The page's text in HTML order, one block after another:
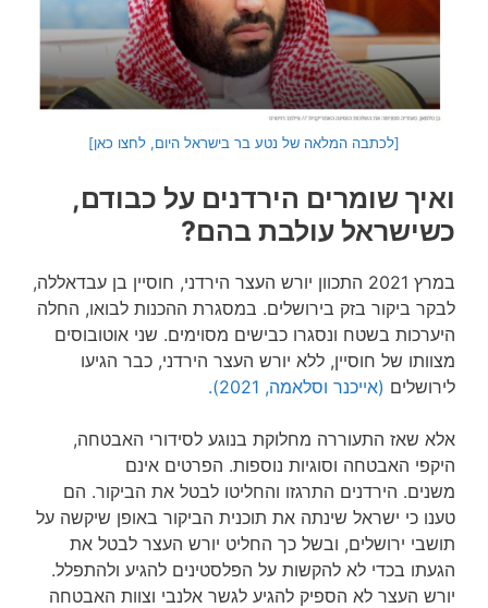
[לכתבה המלאה של נטע בר בישראל היום, לחצו כאן]
ואיך שומרים הירדנים על כבודם,
כשישראל עולבת בהם?
במרץ 2021 התכוון יורש העצר הירדני, חוסיין בן עבדאללה,
לבקר ביקור בזק בירושלים. במסגרת ההכנות לבואו, החלה
היערכות בשטח ונסגרו כבישים מסוימים. שני אוטובוסים
מצוותו של חוסיין, ללא יורש העצר הירדני, כבר הגיעו
לירושלים (אייכנר וסלאמה, 2021).
אלא שאז התעוררה מחלוקת בנוגע לסידורי האבטחה,
היקפי האבטחה וסוגיות נוספות. הפרטים אינם
משנים. הירדנים התרגזו והחליטו לבטל את הביקור. הם
טענו כי ישראל שינתה את תוכנית הביקור באופן שיקשה על
תושבי ירושלים, ובשל כך החליט יורש העצר לבטל את
הגעתו בכדי לא להקשות על הפלסטינים להגיע ולהתפלל.
יורש העצר לא הספיק להגיע לגשר אלנבי וצוות האבטחה